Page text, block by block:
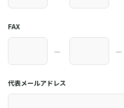
FAX
― ―
代表メールアドレス